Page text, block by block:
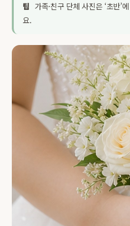
팁 가족·친구 단체 사진은 ‘초반
요.